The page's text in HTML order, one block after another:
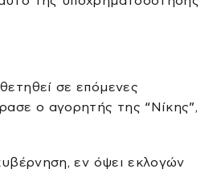
σε επόμενες
ο αγορητής της “Νίκης”,
εν όψει εκλογών